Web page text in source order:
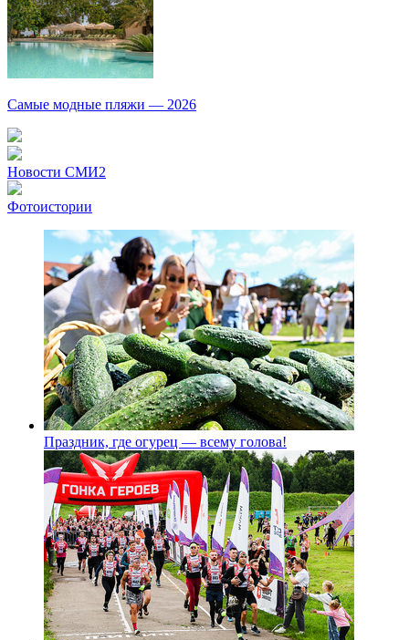
Самые модные пляжи — 2026
Новости СМИ2
Фотоистории
Праздник, где огурец — всему голова!